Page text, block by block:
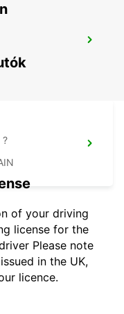
?
of your driving
license for the
Please note
in the UK,
licence.